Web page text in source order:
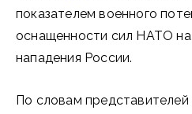
показателем военного
оснащенности сил НАТО
нападения России.
По словам представителей